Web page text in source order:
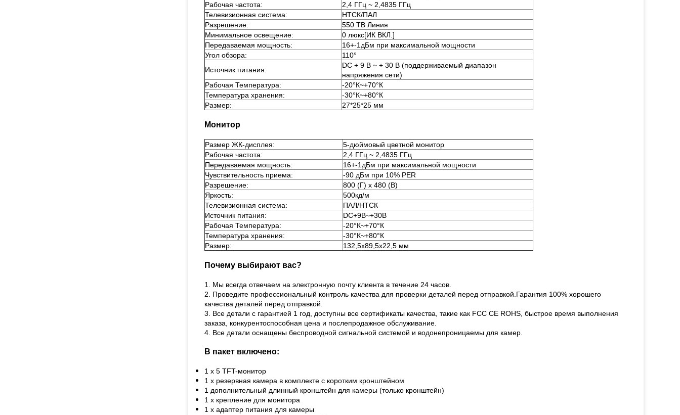
Рабочая частота:
2,4 ГГц ~ 2,4835 ГГц
Телевизионная система:
НТСК/ПАЛ
Разрешение:
550 ТВ Линия
Минимальное освещение:
0 люкс[ИК ВКЛ.]
Передаваемая мощность:
16+-1дБм при максимальной мощности
Угол обзора:
110°
Источник питания:
DC + 9 В ~ + 30 В (поддерживаемый диапазон
напряжения сети)
Рабочая Температура:
-20°К~+70°К
Температура хранения:
-30°К~+80°К
Размер:
27*25*25 мм
Монитор
Размер ЖК-дисплея:
5-дюймовый цветной монитор
Рабочая частота:
2,4 ГГц ~ 2,4835 ГГц
Передаваемая мощность:
16+-1дБм при максимальной мощности
Чувствительность приема:
-90 дБм при 10% PER
Разрешение:
800 (Г) x 480 (В)
Яркость:
500кд/м
Телевизионная система:
ПАЛ/НТСК
Источник питания:
DC+9В~+30В
Рабочая Температура:
-20°К~+70°К
Температура хранения:
-30°К~+80°К
Размер:
132,5x89,5x22,5 мм
Почему выбирают вас?
1. Мы всегда отвечаем на электронную почту клиента в течение 24 часов.
2. Проведите профессиональный контроль качества для проверки деталей перед отправкой.Гарантия 100% хорошего
качества деталей перед отправкой.
3. Все детали с гарантией 1 год, доступны все сертификаты качества, такие как FCC CE ROHS, быстрое время выполнения
заказа, конкурентоспособная цена и послепродажное обслуживание.
4. Все детали оснащены беспроводной сигнальной системой и водонепроницаемы для камер.
В пакет включено:
1 x 5 TFT-монитор
1 х резервная камера в комплекте с коротким кронштейном
1 дополнительный длинный кронштейн для камеры (только кронштейн)
1 х крепление для монитора
1 х адаптер питания для камеры